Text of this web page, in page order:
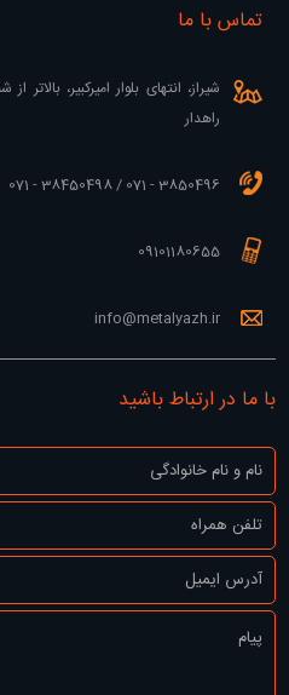
تماس با ما
شیراز، انتهای بلوار امیرکبیر،
راهدار
3850496 - 071 / 38450498 - 071
09101180655
info@metalyazh.ir
با ما در ارتباط باشید